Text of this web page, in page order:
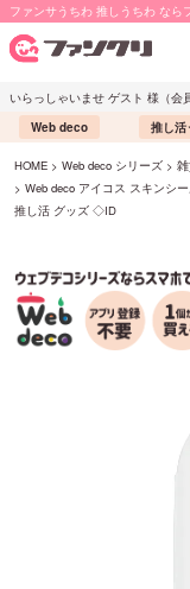
ファンサうちわ 推しうちわ なら
いらっしゃいませ ゲスト 様（会
Web deco
推し活
HOME Web deco シリーズ
Web deco アイコス スキンシ
推し活 グッズ ◇ID